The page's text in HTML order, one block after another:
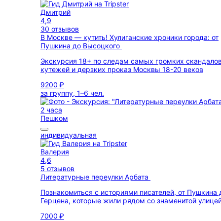
Дмитрий
4,9
30 отзывов
В Москве — кутить! Хулиганские хроники города: от
Пушкина до Высоцкого
Экскурсия 18+ по следам самых громких
кутежей и дерзких проказ Москвы 18-20 веков
9200 ₽
за группу, 1–6 чел.
2 часа
Пешком
индивидуальная
Валерия
4,6
5 отзывов
Литературные переулки Арбата
Познакомиться с историями писателей, от Пушкина
Герцена, которые жили рядом со знаменитой
7000 ₽